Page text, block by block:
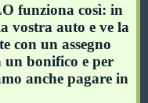
funziona così: in
vostra auto e ve la
con un assegno
un bonifico e per
anche pagare in